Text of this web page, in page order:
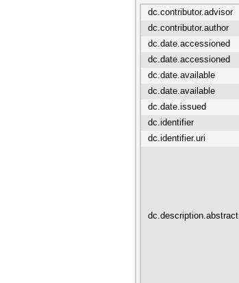
dc.contributor.advisor
dc.contributor.author
dc.date.accessioned
dc.date.accessioned
dc.date.available
dc.date.available
dc.date.issued
dc.identifier
dc.identifier.uri
dc.description.abstract